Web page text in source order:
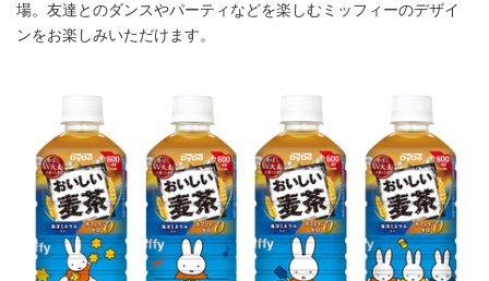
場。友達とのダンスやパーティなどを楽しむミッフィーのデザイ
ンをお楽しみいただけます。